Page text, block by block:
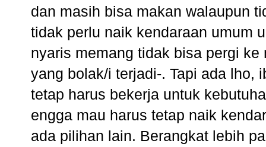
dan masih bisa makan walaupun
tidak perlu naik kendaraan umum
nyaris memang tidak bisa pergi
yang bolak/i terjadi-. Tapi ada lho,
tetap harus bekerja untuk
engga mau harus tetap naik
ada pilihan lain. Berangkat lebih